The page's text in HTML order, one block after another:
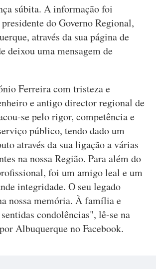
súbita. A informação foi
do Governo Regional,
através da sua página de
deixou uma mensagem de
Ferreira com tristeza e
e antigo director regional de
se pelo rigor, competência e
público, tendo dado um
através da sua ligação a várias
na nossa Região. Para além do
foi um amigo leal e um
integridade. O seu legado
nossa memória. À família e
condolências", lê-se na
Albuquerque no Facebook.